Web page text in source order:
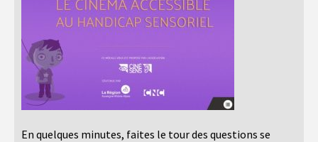
En quelques minutes, faites le tour des questions se